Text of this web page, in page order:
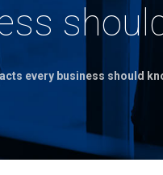
every business should